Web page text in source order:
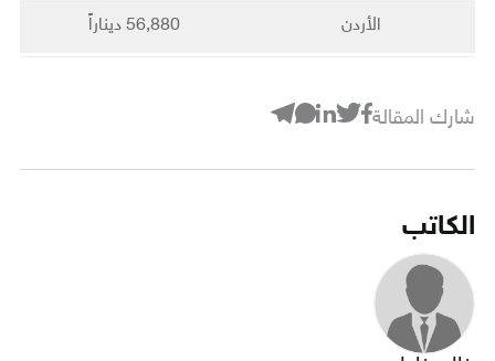
الأردن 56,880 ديناراً
شارك المقالة
الكاتب